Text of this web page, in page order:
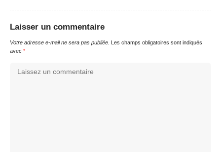
Laisser un commentaire
Votre adresse e-mail ne sera pas publiée. Les champs obligatoires sont indiqués
avec *